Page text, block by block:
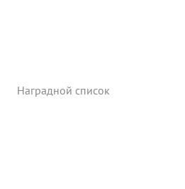
Наградной список